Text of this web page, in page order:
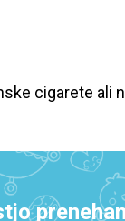
cigarete ali